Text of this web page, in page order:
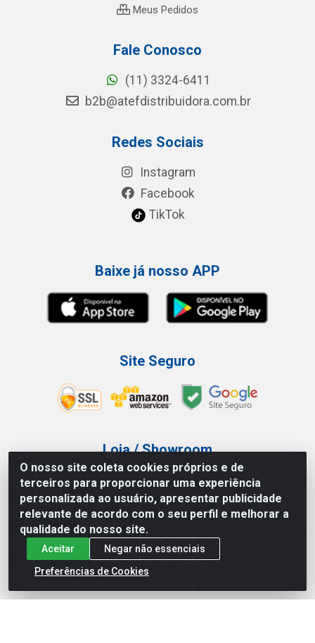
O nosso site coleta cookies próprios e de
terceiros para proporcionar uma experiência
personalizada ao usuário, apresentar publicidade
relevante de acordo com o seu perfil e melhorar a
qualidade do nosso site.
Aceitar
Negar não essenciais
Preferências de Cookies
Meus Pedidos
Fale Conosco
(11) 3324-6411
b2b@atefdistribuidora.com.br
Redes Sociais
Instagram
Facebook
TikTok
Baixe já nosso APP
Site Seguro
Loja / Showroom
Tel.: (11) 3227-0546
Av Vautier, 587/597 - Pari - São Paulo/SP
Atef Distribuidora LTDA - Av. Vautier, 585/597 - Pari - São
Paulo/SP - CEP 03.032-000 - CNPJ 27.717.135/0001-29